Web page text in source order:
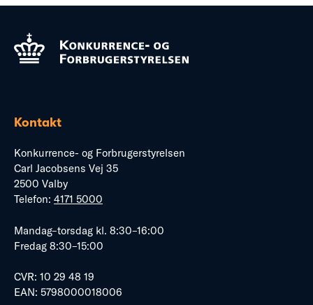
Kontakt
Konkurrence- og Forbrugerstyrelsen
Carl Jacobsens Vej 35
2500 Valby
Telefon: 4171 5000
Mandag–torsdag kl. 8:30–16:00
Fredag 8:30–15:00
CVR: 10 29 48 19
EAN: 5798000018006